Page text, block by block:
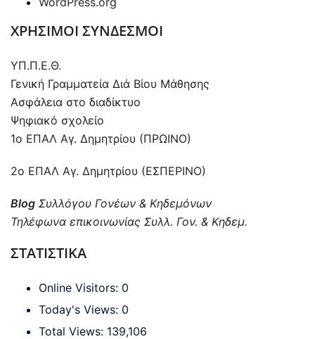
ΧΡΗΣΙΜΟΙ ΣΥΝΔΕΣΜΟΙ
ΥΠ.Π.Ε.Θ.
Γενική Γραμματεία Διά Βίου Μάθησης
Ασφάλεια στο διαδίκτυο
Ψηφιακό σχολείο
1ο ΕΠΑΛ Αγ. Δημητρίου (ΠΡΩΙΝΟ)
2ο ΕΠΑΛ Αγ. Δημητρίου (ΕΣΠΕΡΙΝΟ)
Blog Συλλόγου Γονέων & Κηδεμόνων
Τηλέφωνα επικοινωνίας Συλλ. Γον. & Κηδεμ.
ΣΤΑΤΙΣΤΙΚΑ
Online Visitors: 0
Today's Views: 0
Total Views: 139,106